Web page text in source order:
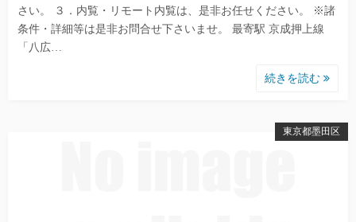
さい。 ３．内覧・リモート内覧は、是非お任せください。 ※諸
条件・詳細等は是非お問合せ下さいませ。 最寄駅 京成押上線
「八広…
続きを読む
東京都墨田区